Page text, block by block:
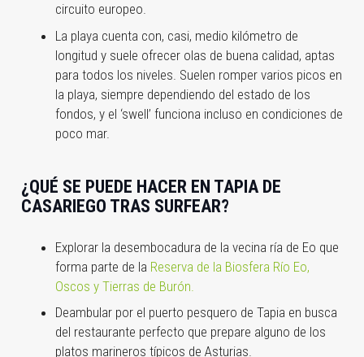
circuito europeo.
La playa cuenta con, casi, medio kilómetro de
longitud y suele ofrecer olas de buena calidad, aptas
para todos los niveles. Suelen romper varios picos en
la playa, siempre dependiendo del estado de los
fondos, y el ‘swell’ funciona incluso en condiciones de
poco mar.
¿QUÉ SE PUEDE HACER EN TAPIA DE
CASARIEGO TRAS SURFEAR?
Explorar la desembocadura de la vecina ría de Eo que
forma parte de la Reserva de la Biosfera Río Eo,
Oscos y Tierras de Burón.
Deambular por el puerto pesquero de Tapia en busca
del restaurante perfecto que prepare alguno de los
platos marineros típicos de Asturias.